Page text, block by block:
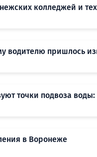
колледжей и
водителю пришлось
точки подвоза воды:
в Воронеже